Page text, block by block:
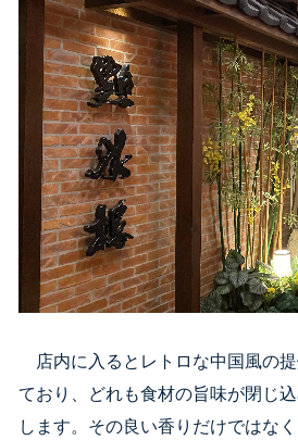
店内に入るとレトロな中国風の
ており、どれも食材の旨味が閉じ
します。その良い香りだけではな